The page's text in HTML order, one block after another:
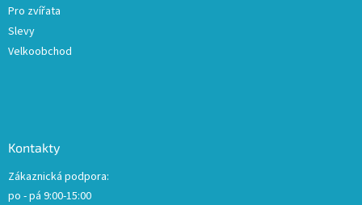
Pro zvířata
Slevy
Velkoobchod
Kontakty
Zákaznická podpora:
po - pá 9:00-15:00